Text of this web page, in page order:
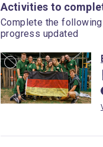
Activities to
Complete the
progress updated